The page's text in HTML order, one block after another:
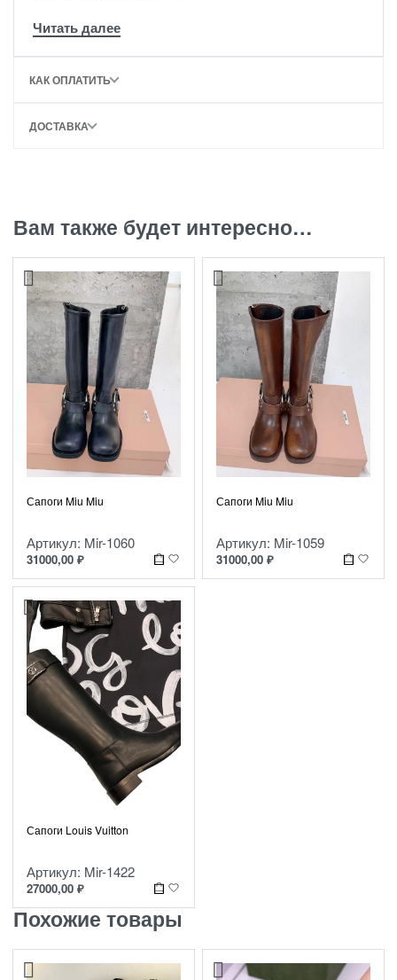
КАК ОПЛАТИТЬ
ДОСТАВКА
Вам также будет интересно…
Сапоги Miu Miu
Артикул: Mir-1060
31000,00 ₽
Сапоги Miu Miu
Артикул: Mir-1059
31000,00 ₽
Сапоги Louis Vuitton
Артикул: Mir-1422
27000,00 ₽
Похожие товары